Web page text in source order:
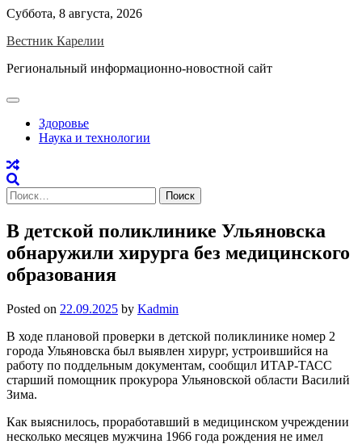
Skip
content
Суббота, 8 августа, 2026
Вестник Карелии
Региональный информационно-новостной сайт
Здоровье
Наука и технологии
Найти:
В детской поликлинике Ульяновска
обнаружили хирурга без медицинского
образования
Posted on 22.09.2025 by Kadmin
В ходе плановой проверки в детской поликлинике номер 2
города Ульяновска был выявлен хирург, устроившийся на
работу по поддельным документам, сообщил ИТАР-ТАСС
старший помощник прокурора Ульяновской области Василий
Зима.
Как выяснилось, проработавший в медицинском учреждении
несколько месяцев мужчина 1966 года рождения не имел